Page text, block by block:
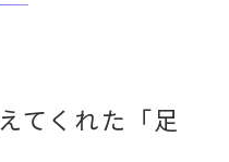
てくれた「足